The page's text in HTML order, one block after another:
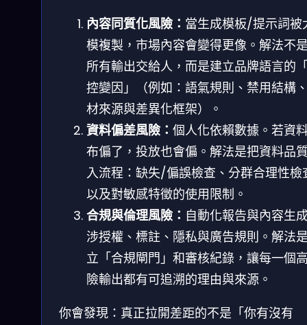
內容同質化風險： 當生成模板/提示詞被
模複製，市場內容會變得更像。解法不
所有輸出交給人，而是建立品牌語言的
控變因」（例如：語氣規則、禁用結構
材來源與差異化框架）。
資料偏差風險： 個人化依賴數據。若資
布偏了，投放也會偏。解法是把資料品
入流程：缺失/偏誤檢查、分群合理性檢
以及對敏感特徵的使用限制。
合規與倫理風險： 自動化報告與內容生
涉授權、標註、隱私與廣告規則。解法
立「合規閘門」和審核紀錄，讓每一個
險輸出都有可追溯的理由與來源。
你會發現：真正拉開差距的不是「你有沒有